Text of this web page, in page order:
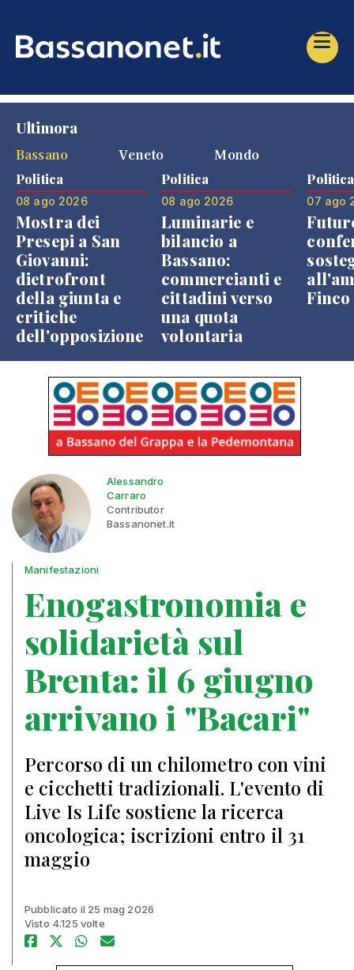
Ultimora
Bassano
Veneto Mondo
Politica
08 ago 2026
Mostra dei
Presepi a San
Giovanni:
dietrofront
della giunta e
critiche
dell'opposizione
Politica
08 ago 2026
Luminarie e
bilancio a
Bassano:
commercianti e
cittadini verso
una quota
volontaria
Politica
07 ago
Finco
Alessandro
Carraro
Contributor
Bassanonet.it
Manifestazioni
Enogastronomia e
solidarietà sul
Brenta: il 6 giugno
arrivano i "Bacari"
Percorso di un chilometro con vini
e cicchetti tradizionali. L'evento di
Live Is Life sostiene la ricerca
oncologica; iscrizioni entro il 31
maggio
Pubblicato il 25 mag 2026
Visto 4.125 volte